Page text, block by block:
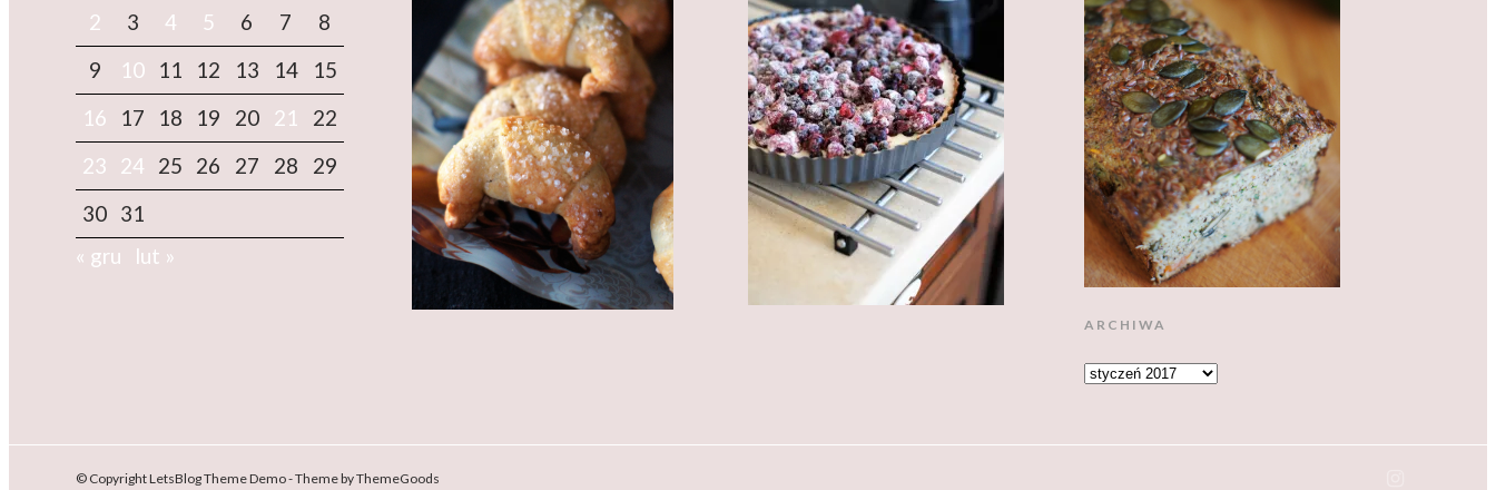
2
3 4 5 6 7
8
9
10 11 12 13 14
15
16
17 18 19 20 21
22
23
24 25 26 27 28
29
30 31
« gru
lut »
ARCHIWA
ARCHIWA
© Copyright LetsBlog Theme Demo - Theme by ThemeGoods